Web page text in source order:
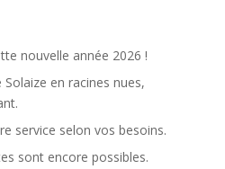
nouvelle année 2026 !
Solaize en racines nues,
service selon vos besoins.
sont encore possibles.